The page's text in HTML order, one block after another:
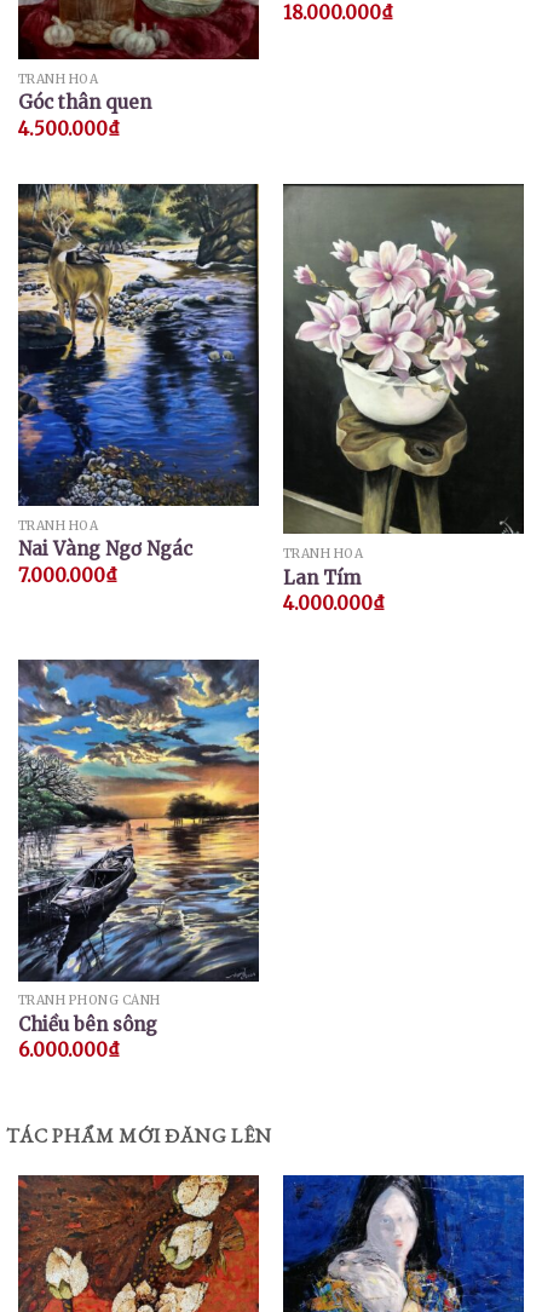
TRANH HOA
Góc thân quen
4.500.000₫
18.000.000₫
TRANH HOA
Nai Vàng Ngơ Ngác
7.000.000₫
TRANH HOA
Lan Tím
4.000.000₫
TRANH PHONG CẢNH
Chiều bên sông
6.000.000₫
TÁC PHẨM MỚI ĐĂNG LÊN